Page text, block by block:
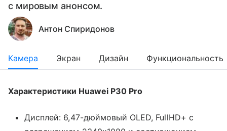
с мировым анонсом.
Антон Спиридонов
Камера Экран Дизайн Функциональность
Характеристики Huawei P30 Pro
Дисплей: 6,47-дюймовый OLED, FullHD+ с